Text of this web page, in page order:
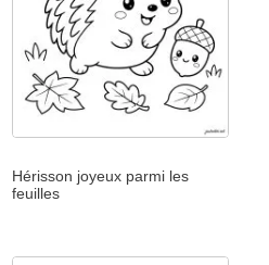
Hérisson joyeux parmi les
feuilles